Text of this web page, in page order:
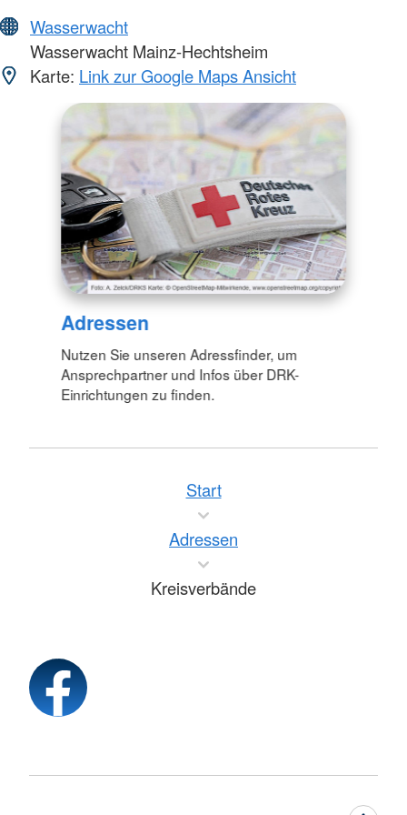
Wasserwacht
Wasserwacht Mainz-Hechtsheim
Karte: Link zur Google Maps Ansicht
Adressen
Nutzen Sie unseren Adressfinder, um
Ansprechpartner und Infos über DRK-
Einrichtungen zu finden.
Start
Adressen
Kreisverbände